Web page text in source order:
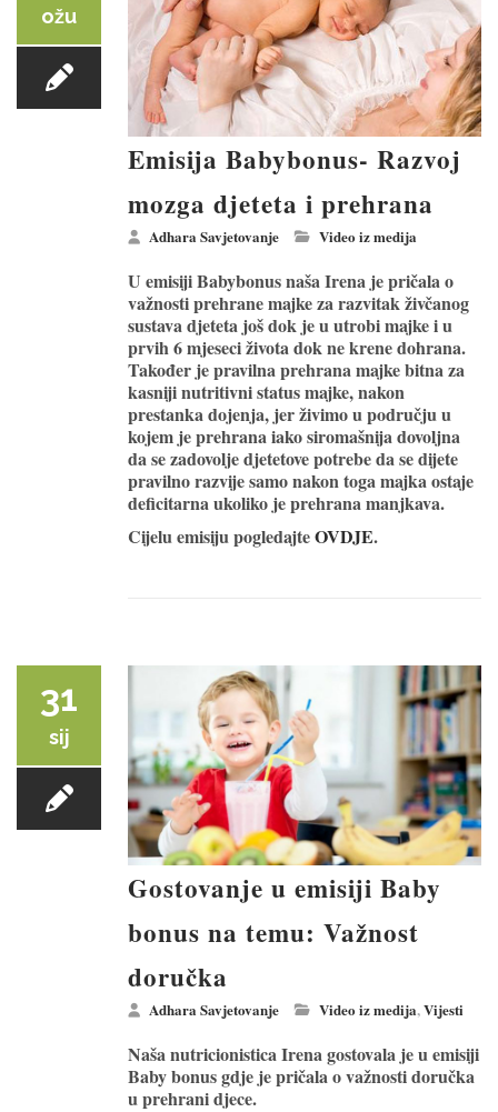
ožu
Emisija Babybonus- Razvoj
mozga djeteta i prehrana
Adhara Savjetovanje Video iz medija
U emisiji Babybonus naša Irena je pričala o
važnosti prehrane majke za razvitak živčanog
sustava djeteta još dok je u utrobi majke i u
prvih 6 mjeseci života dok ne krene dohrana.
Također je pravilna prehrana majke bitna za
kasniji nutritivni status majke, nakon
prestanka dojenja, jer živimo u području u
kojem je prehrana iako siromašnija dovoljna
da se zadovolje djetetove potrebe da se dijete
pravilno razvije samo nakon toga majka ostaje
deficitarna ukoliko je prehrana manjkava.
Cijelu emisiju pogledajteOVDJE.
31
sij
Gostovanje u emisiji Baby
bonus na temu: Važnost
doručka
Adhara Savjetovanje Video iz medija,Vijesti
Naša nutricionistica Irena gostovala je u emisiji
Baby bonus gdje je pričala o važnosti doručka
u prehrani djece.